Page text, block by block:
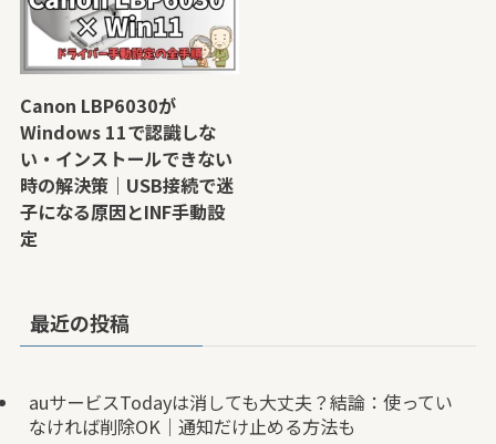
Canon LBP6030が
Windows 11で認識しな
い・インストールできない
時の解決策｜USB接続で迷
子になる原因とINF手動設
定
最近の投稿
auサービスTodayは消しても大丈夫？結論：使ってい
なければ削除OK｜通知だけ止める方法も